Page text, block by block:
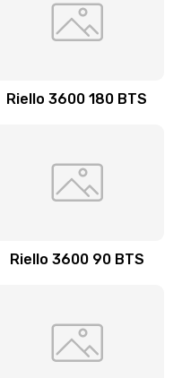
Riello 3600 180 BTS
Riello 3600 90 BTS